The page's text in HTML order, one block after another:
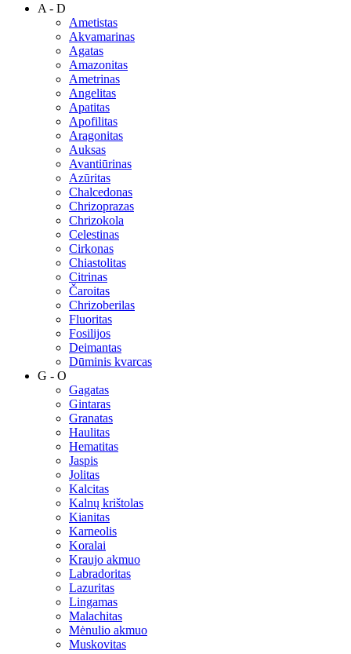
A - D
Ametistas
Akvamarinas
Agatas
Amazonitas
Ametrinas
Angelitas
Apatitas
Apofilitas
Aragonitas
Auksas
Avantiūrinas
Azūritas
Chalcedonas
Chrizoprazas
Chrizokola
Celestinas
Cirkonas
Chiastolitas
Citrinas
Čaroitas
Chrizoberilas
Fluoritas
Fosilijos
Deimantas
Dūminis kvarcas
G - O
Gagatas
Gintaras
Granatas
Haulitas
Hematitas
Jaspis
Jolitas
Kalcitas
Kalnų krištolas
Kianitas
Karneolis
Koralai
Kraujo akmuo
Labradoritas
Lazuritas
Lingamas
Malachitas
Mėnulio akmuo
Muskovitas